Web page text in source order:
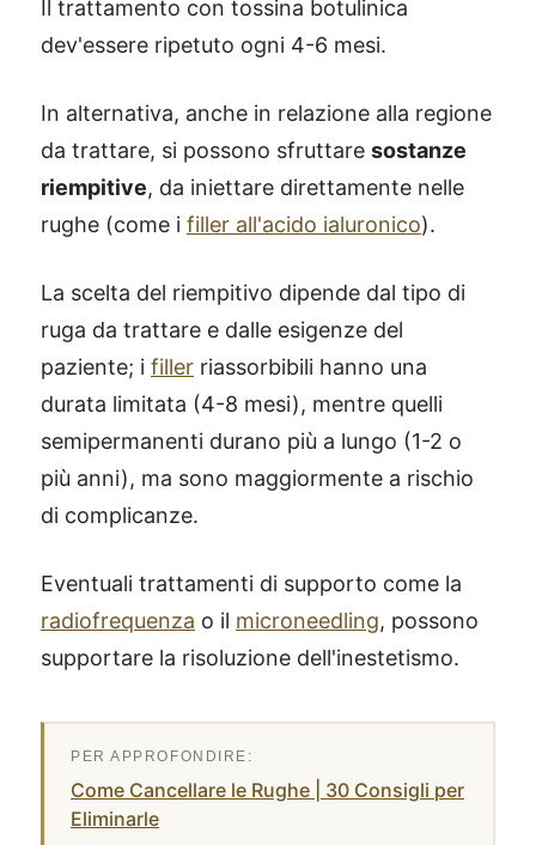
Il trattamento con tossina botulinica
dev'essere ripetuto ogni 4-6 mesi.
In alternativa, anche in relazione alla regione
da trattare, si possono sfruttare sostanze
riempitive, da iniettare direttamente nelle
rughe (come i filler all'acido ialuronico).
La scelta del riempitivo dipende dal tipo di
ruga da trattare e dalle esigenze del
paziente; i filler riassorbibili hanno una
durata limitata (4-8 mesi), mentre quelli
semipermanenti durano più a lungo (1-2 o
più anni), ma sono maggiormente a rischio
di complicanze.
Eventuali trattamenti di supporto come la
radiofrequenza o il microneedling, possono
supportare la risoluzione dell'inestetismo.
Come Cancellare le Rughe | 30 Consigli per
Eliminarle